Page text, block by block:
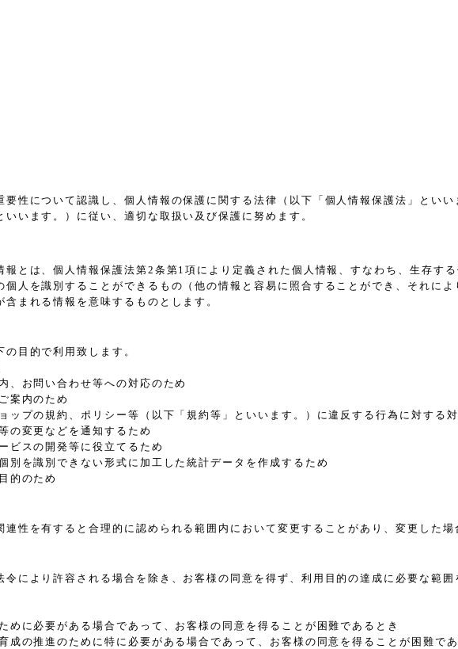
性について認識し、個人情報の保護に関する法律（以下「個人情報保護法」とい
います。）に従い、適切な取扱い及び保護に努めます。
とは、個人情報保護法第2条第1項により定義された個人情報、すなわち、生存す
人を識別することができるもの（他の情報と容易に照合することができ、それに
まれる情報を意味するものとします。
目的で利用致します。
、お問い合わせ等への対応のため
案内のため
ップの規約、ポリシー等（以下「規約等」といいます。）に違反する行為に対する
の変更などを通知するため
ビスの開発等に役立てるため
別を識別できない形式に加工した統計データを作成するため
的のため
性を有すると合理的に認められる範囲内において変更することがあり、変更した場
により許容される場合を除き、お客様の同意を得ず、利用目的の達成に必要な範
めに必要がある場合であって、お客様の同意を得ることが困難であるとき
成の推進のために特に必要がある場合であって、お客様の同意を得ることが困難であ